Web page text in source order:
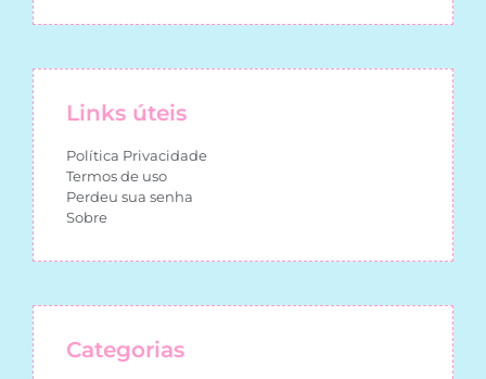
Links úteis
Política Privacidade
Termos de uso
Perdeu sua senha
Sobre
Categorias